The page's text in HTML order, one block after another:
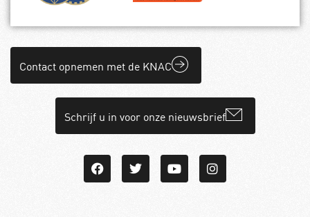
Contact opnemen met de KNAC
Schrijf u in voor onze nieuwsbrief